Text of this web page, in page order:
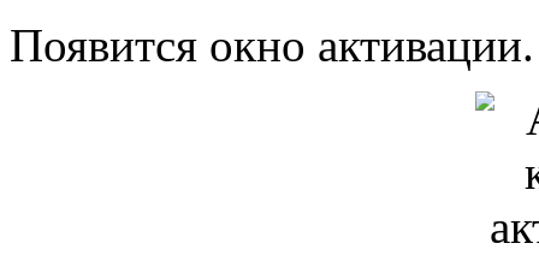
Появится окно активации.